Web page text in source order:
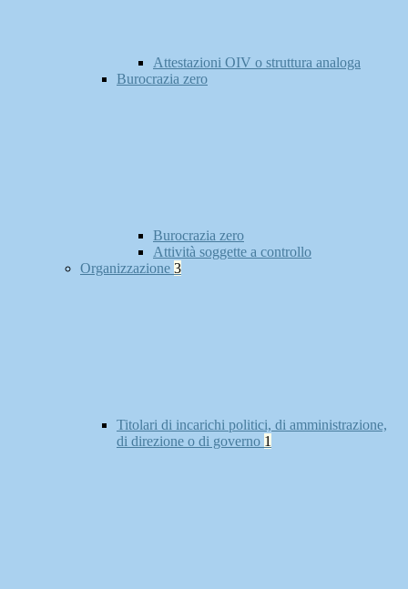
Attestazioni OIV o struttura analoga
Burocrazia zero
Burocrazia zero
Attività soggette a controllo
Organizzazione 3
Titolari di incarichi politici, di amministrazione,
di direzione o di governo 1